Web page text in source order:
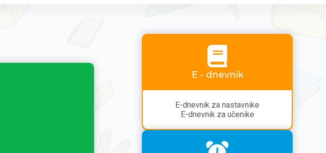
E - dnevnik
E-dnevnik za nastavnike
E-dnevnik za učenike